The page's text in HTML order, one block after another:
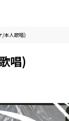
/本人歌唱)
唱)